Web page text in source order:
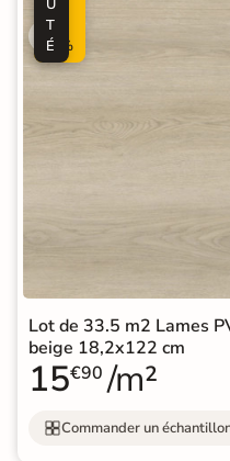
%
U
T
É
Lot de 33.5 m2 Lames
beige 18,2x122 cm
15€90 /m²
Commander un